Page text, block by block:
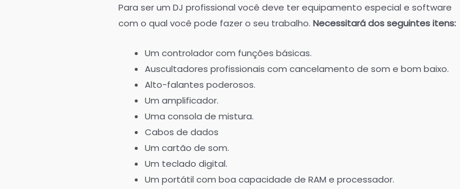
Para ser um DJ profissional você deve ter equipamento especial e software
com o qual você pode fazer o seu trabalho. Necessitará dos seguintes itens:
Um controlador com funções básicas.
Auscultadores profissionais com cancelamento de som e bom baixo.
Alto-falantes poderosos.
Um amplificador.
Uma consola de mistura.
Cabos de dados
Um cartão de som.
Um teclado digital.
Um portátil com boa capacidade de RAM e processador.